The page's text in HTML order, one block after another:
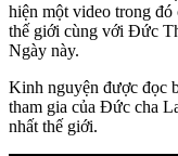
hiện một video trong đó
thế giới cùng với Đức
Ngày này.
Kinh nguyện được đọc
tham gia của Đức cha
nhất thế giới.